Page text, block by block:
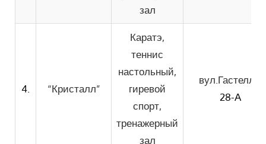
зал
4. “Кристалл”
Каратэ,
теннис
настольный,
гиревой
спорт,
тренажерный
зал
вул.Гастелло,
28-А